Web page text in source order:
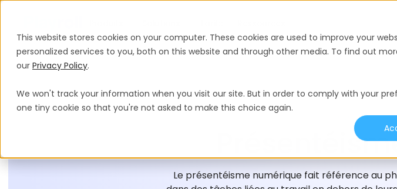
This website stores cookies on your computer. These cookies are used to improve your
personalized services to you, both on this website and through other media. To find out
our Privacy Policy.
We won't track your information when you visit our site. But in order to comply with your
one tiny cookie so that you're not asked to make this choice again.
GLOSSAIRE
Le présentéisme numérique fait référence au